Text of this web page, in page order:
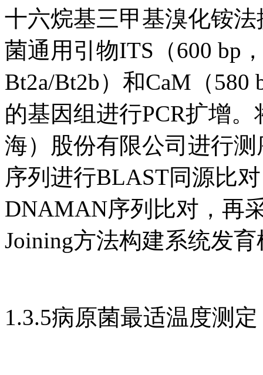
十六烷基三甲基溴化铵
菌通用引物ITS（600 bp
Bt2a/Bt2b）和CaM（
的基因组进行PCR扩增
海）股份有限公司进行
序列进行BLAST同源比
DNAMAN序列比对，再
Joining方法构建系统发育
1.3.5病原菌最适温度测定